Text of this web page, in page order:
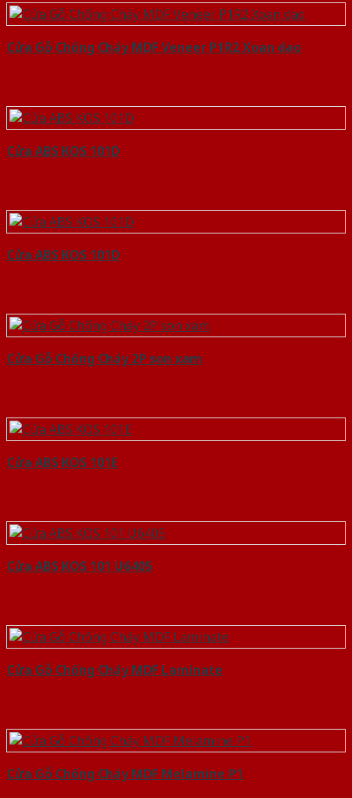
Cửa Gỗ Chống Cháy MDF Veneer P1R2 Xoan dao
Cửa ABS KOS 101D
Cửa ABS KOS 101D
Cửa Gỗ Chống Cháy 2P son xam
Cửa ABS KOS 101E
Cửa ABS KOS 101 U6405
Cửa Gỗ Chống Cháy MDF Laminate
Cửa Gỗ Chống Cháy MDF Melamine P1